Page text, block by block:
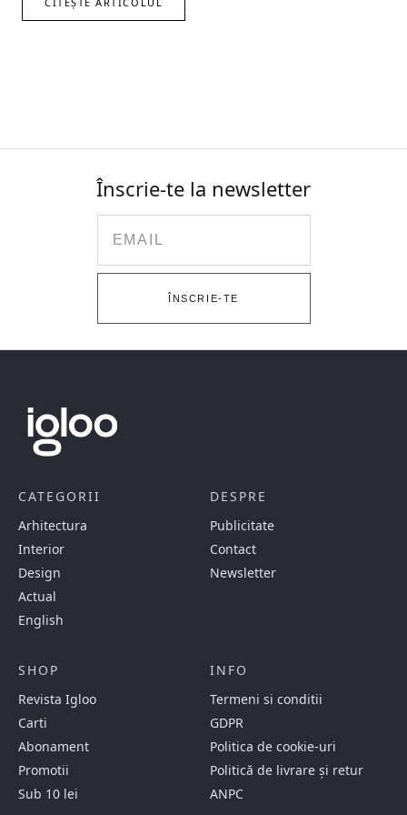
Înscrie-te la newsletter
ÎNSCRIE-TE
CATEGORII
Arhitectura
Interior
Design
Actual
English
DESPRE
Publicitate
Contact
Newsletter
SHOP
Revista Igloo
Carti
Abonament
Promotii
Sub 10 lei
INFO
Termeni si conditii
GDPR
Politica de cookie-uri
Politică de livrare și retur
ANPC